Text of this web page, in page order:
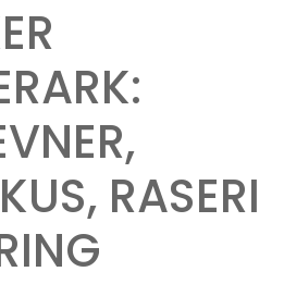
RASERI